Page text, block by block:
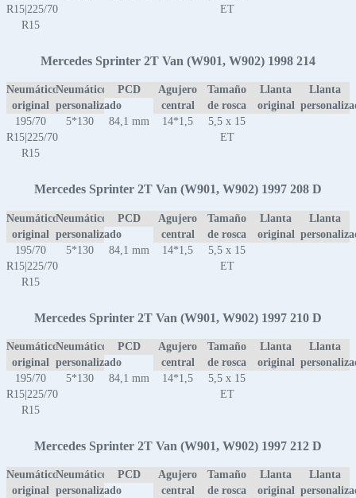
R15|225/70
R15
ET
Mercedes Sprinter 2T Van (W901, W902) 1998 214
Neumático
original
Neumático
personalizado
PCD
Agujero
central
Tamaño
de rosca
Llanta
original
Llanta
195/70
R15|225/70
R15
5*130 84,1 mm 14*1,5
5,5 x 15
ET
Mercedes Sprinter 2T Van (W901, W902) 1997 208 D
Neumático
original
Neumático
personalizado
PCD
Agujero
central
Tamaño
de rosca
Llanta
original
Llanta
195/70
R15|225/70
R15
5*130 84,1 mm 14*1,5
5,5 x 15
ET
Mercedes Sprinter 2T Van (W901, W902) 1997 210 D
Neumático
original
Neumático
personalizado
PCD
Agujero
central
Tamaño
de rosca
Llanta
original
Llanta
195/70
R15|225/70
R15
5*130 84,1 mm 14*1,5
5,5 x 15
ET
Mercedes Sprinter 2T Van (W901, W902) 1997 212 D
Neumático
original
Neumático
personalizado
PCD
Agujero
central
Tamaño
de rosca
Llanta
original
Llanta